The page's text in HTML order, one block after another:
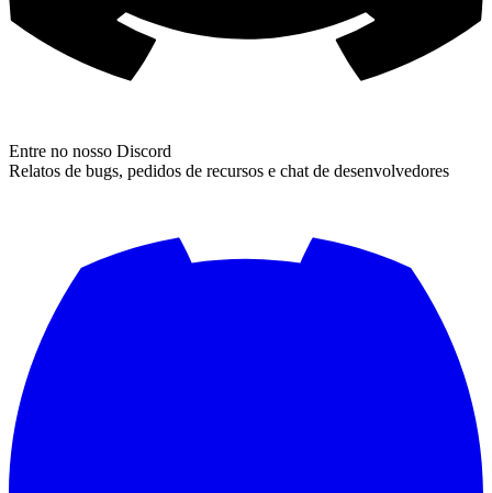
Entre no nosso Discord
Relatos de bugs, pedidos de recursos e chat de desenvolvedores